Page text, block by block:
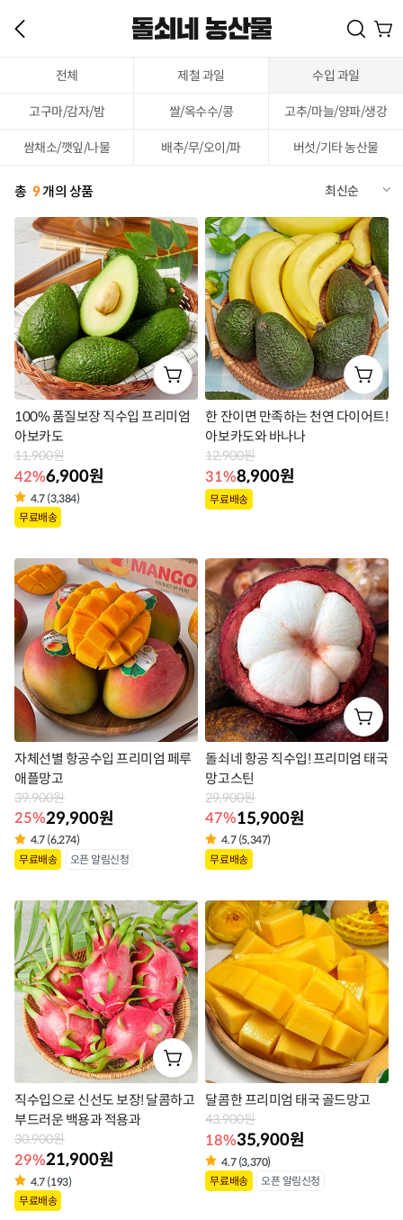
전체 제철 과일 수입 과일
고구마/감자/밤 쌀/옥수수/콩 고추/마늘/양파/생강
쌈채소/깻잎/나물 배추/무/오이/파 버섯/기타 농산물
총 9개의 상품 최신순
100% 품질보장 직수입 프리미엄
아보카도
11,900원
42%6,900원
4.7 (3,384)
상
라
벨
무료배송
한 잔이면 만족하는 천연 다이어트!
아보카도와 바나나
12,900원
31%8,900원
상
라
벨
무료배송
자체선별 항공수입 프리미엄 페루
애플망고
39,900원
25%29,900원
4.7 (6,274)
상
라
벨
무료배송 오픈 알림신청
돌쇠네 항공 직수입! 프리미엄 태국
망고스틴
29,900원
47%15,900원
4.7 (5,347)
상
라
벨
무료배송
직수입으로 신선도 보장! 달콤하고
부드러운 백용과 적용과
30,900원
29%21,900원
4.7 (193)
상
무료배송
달콤한 프리미엄 태국 골드망고
43,900원
18%35,900원
4.7 (3,370)
상
무료배송 오픈 알림신청